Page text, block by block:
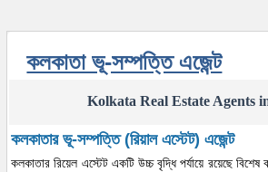
কলকাতা ভূ-সম্পত্তি এজেন্ট
Kolkata Real Estate Agents
কলকাতার ভূ-সম্পত্তি (রিয়াল এস্টেট) এজেন্ট
কলকাতার রিয়েল এস্টেট একটি উচ্চ বৃদ্ধি পর্যায়ে রয়েছে